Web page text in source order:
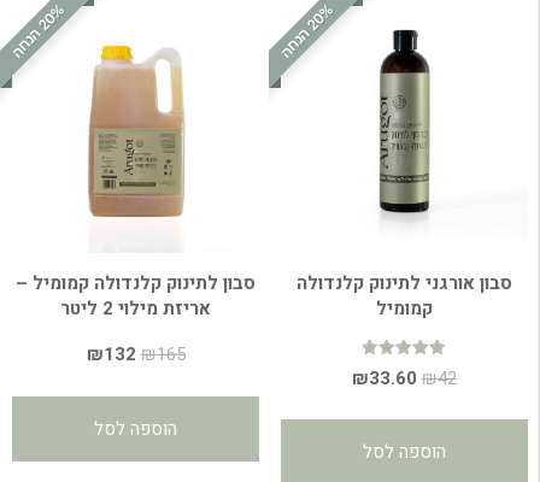
2
0
%
ה
נ
ח
ה
סבון אורגני לתינוק קלנדולה
קמומיל
דורג
4.99 ₪42
המחיר
₪42.
₪33.60
הוספה לסל
2
0
%
ה
נ
ח
ה
סבון לתינוק קלנדולה קמומיל –
אריזת מילוי 2 ליטר
₪165
המחיר
₪165.
₪132
הוספה לסל